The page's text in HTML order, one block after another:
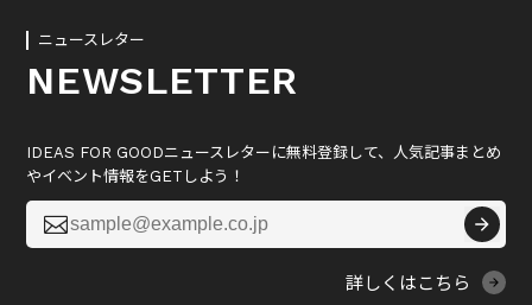
ニュースレター
NEWSLETTER
IDEAS FOR GOODニュースレターに無料登録して、人気記事まとめ
やイベント情報をGETしよう！

詳しくはこちら